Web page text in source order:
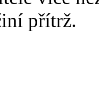
přítrž.